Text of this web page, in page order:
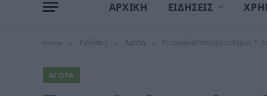
ΑΡΧΙΚΗ ΕΙΔΗΣΕΙΣ
Home Ειδήσεις Αγορά Σε ανοδική πορεία το Ευρώ: Τι
ΑΓΟΡΆ